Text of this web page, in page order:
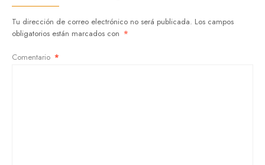
Tu dirección de correo electrónico no será publicada. Los campos
obligatorios están marcados con *
Comentario *